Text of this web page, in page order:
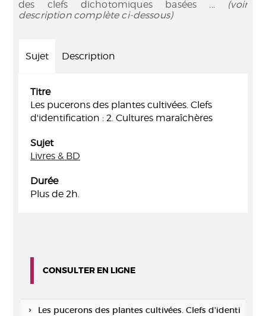
des clefs dichotomiques basées ... (voir
description complète ci-dessous)
Sujet Description
Titre
Les pucerons des plantes cultivées. Clefs
d'identification : 2. Cultures maraîchères
Sujet
Livres & BD
Durée
Plus de 2h.
CONSULTER EN LIGNE
Les pucerons des plantes cultivées. Clefs d'identi